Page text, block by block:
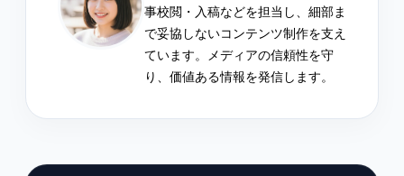
事校閲・入稿などを担当し、細部ま
で妥協しないコンテンツ制作を支え
ています。メディアの信頼性を守
り、価値ある情報を発信します。